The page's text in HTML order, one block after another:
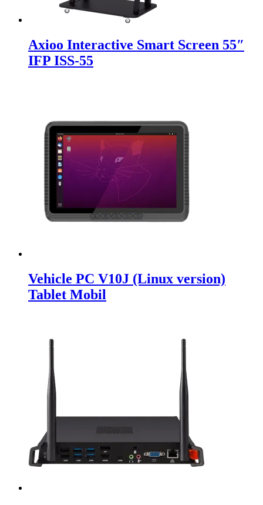
Axioo Interactive Smart Screen 55″
IFP ISS-55
Vehicle PC V10J (Linux version)
Tablet Mobil